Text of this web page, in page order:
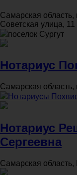
Самарская
Советская улица, 11
поселок Сургут
Нотариус
Самарская область,
Нотариусы
Нотариус
Сергеевна
Самарская